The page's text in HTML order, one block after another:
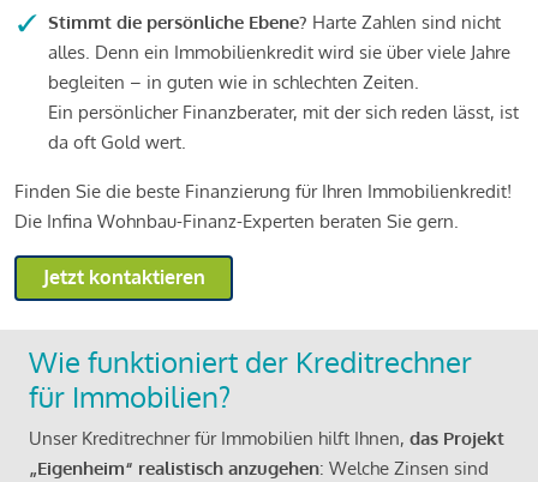
Stimmt die persönliche Ebene? Harte Zahlen sind nicht
alles. Denn ein Immobilienkredit wird sie über viele Jahre
begleiten – in guten wie in schlechten Zeiten.
Ein persönlicher Finanzberater, mit der sich reden lässt, ist
da oft Gold wert.
Finden Sie die beste Finanzierung für Ihren Immobilienkredit!
Die Infina Wohnbau-Finanz-Experten beraten Sie gern.
Jetzt kontaktieren
Wie funktioniert der Kreditrechner
für Immobilien?
Unser Kreditrechner für Immobilien hilft Ihnen, das Projekt
„Eigenheim“ realistisch anzugehen: Welche Zinsen sind